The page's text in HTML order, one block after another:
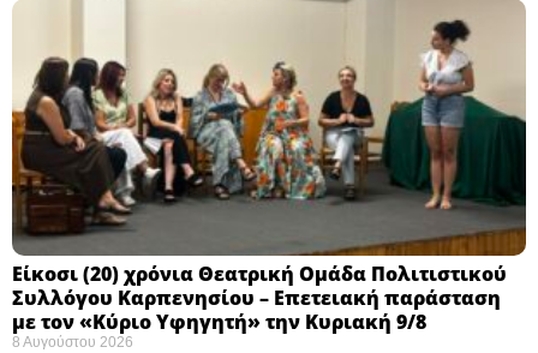
Eίκοσι (20) χρόνια Θεατρική Ομάδα Πολιτιστικού
Συλλόγου Καρπενησίου – Επετειακή παράσταση
με τον «Κύριο Υφηγητή» την Κυριακή 9/8
8 Αυγούστου 2026